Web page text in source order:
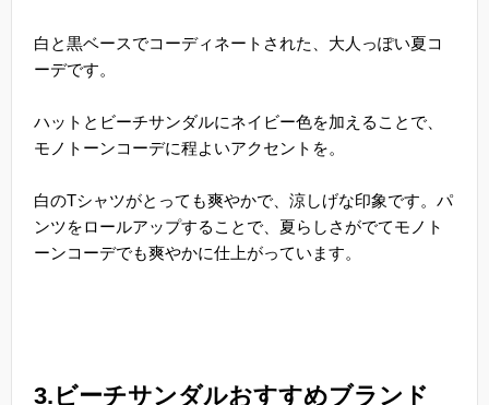
白と黒ベースでコーディネートされた、大人っぽい夏コ
ーデです。
ハットとビーチサンダルにネイビー色を加えることで、
モノトーンコーデに程よいアクセントを。
白のTシャツがとっても爽やかで、涼しげな印象です。パ
ンツをロールアップすることで、夏らしさがでてモノト
ーンコーデでも爽やかに仕上がっています。
3.ビーチサンダルおすすめブランド